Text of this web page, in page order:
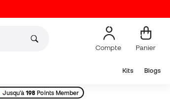
Compte Panier
Kits Blogs
Jusqu'à198 Points Member